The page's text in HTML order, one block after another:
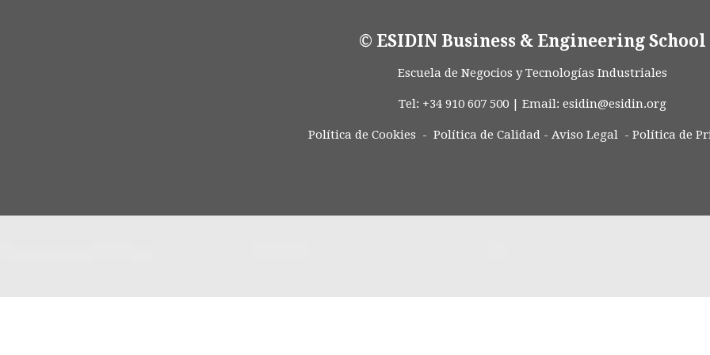
© ESIDIN Business & Engineering School
Escuela de Negocios y Tecnologías Industriales
Tel: +34 910 607 500 | Email: esidin@esidin.org
Política de Cookies - Política de Calidad- Aviso Legal- Política de